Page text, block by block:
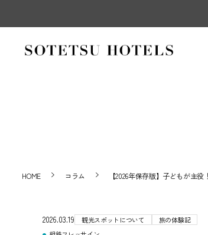
HOME コラム 【2026年保存版】子どもが主
2026.03.19 観光スポットについて
旅の体験記